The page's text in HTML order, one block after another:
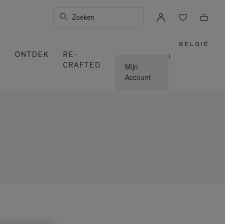
Zoeken
ONTDEK
RE-
CRAFTED
Mijn
Account
BELGIË
|